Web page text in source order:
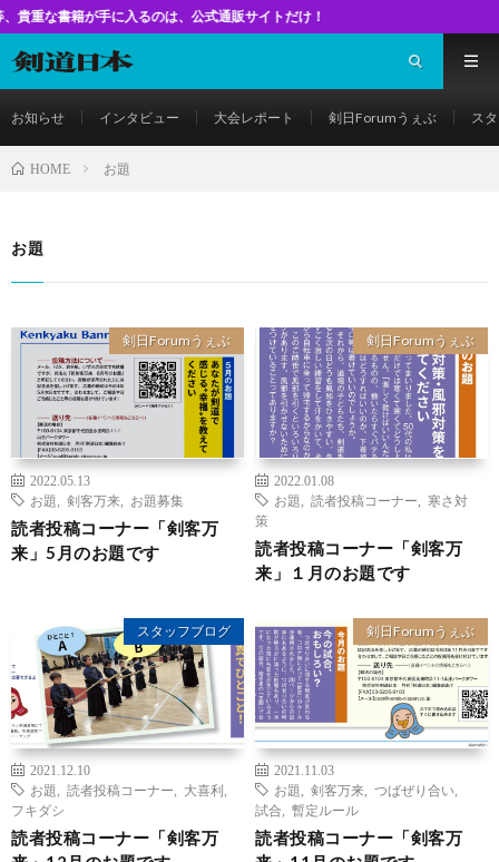
に入るのは、公式通販サイトだけ！
お知らせ インタビュー 大会レポート 剣日Forumうぇぶ ス
HOME お題
お題
剣日Forumうぇぶ
2022.05.13
お題
剣客万来 お題募集
読者投稿コーナー「剣客万
来」5月のお題です
剣日Forumうぇぶ
2022.01.08
お題
読者投稿コーナー
寒さ対
策
読者投稿コーナー「剣客万
来」１月のお題です
スタッフブログ
2021.12.10
お題
読者投稿コーナー 大喜利
フキダシ
読者投稿コーナー「剣客万
剣日Forumうぇぶ
2021.11.03
お題
剣客万来 つばぜり合い
試合
暫定ルール
読者投稿コーナー「剣客万